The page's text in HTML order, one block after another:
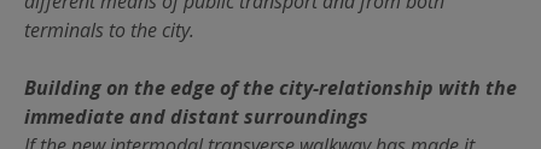
terminals to the city.
Building on the edge of the city-relationship with the
immediate and distant surroundings